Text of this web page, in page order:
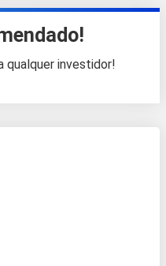
qualquer investidor!